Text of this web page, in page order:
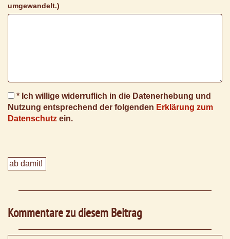
umgewandelt.)
* Ich willige widerruflich in die Datenerhebung und
Nutzung entsprechend der folgenden Erklärung zum
Datenschutz ein.
Kommentare zu diesem Beitrag